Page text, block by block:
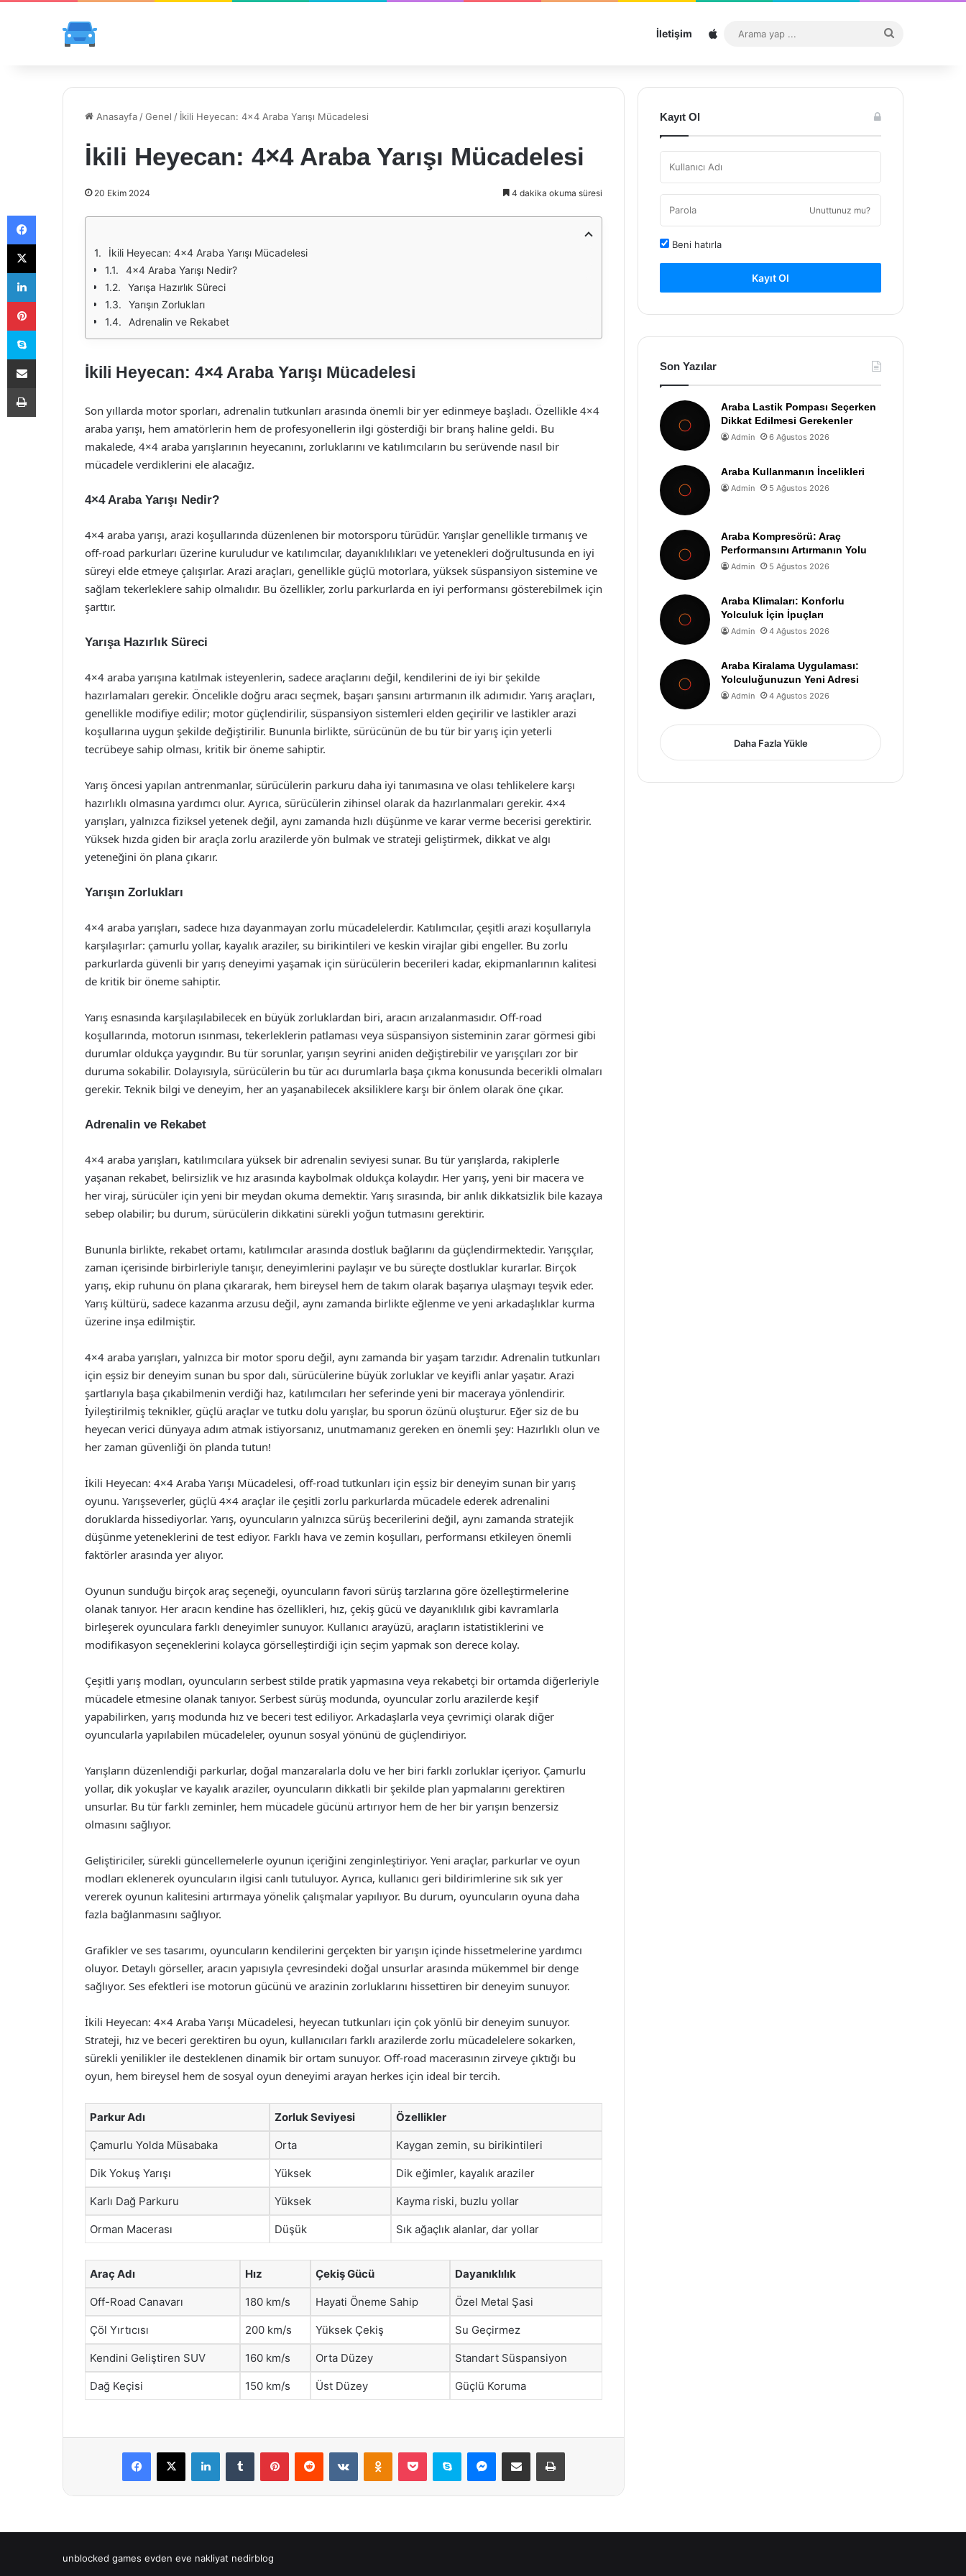
İletişim Sitemap
...
Anasayfa /Genel / İkili Heyecan: 4×4 Araba Yarışı Mücadelesi
İkili Heyecan: 4×4 Araba Yarışı Mücadelesi
20 Ekim 2024 4 dakika okuma süresi
İkili Heyecan: 4x4 Araba Yarışı Mücadelesi
4x4 Araba Yarışı Nedir?
Yarışa Hazırlık Süreci
Yarışın Zorlukları
Adrenalin ve Rekabet
İkili Heyecan: 4×4 Araba Yarışı Mücadelesi
Son yıllarda motor sporları, adrenalin tutkunları arasında önemli bir yer edinmeye başladı. Özellikle 4×4
araba yarışı, hem amatörlerin hem de profesyonellerin ilgi gösterdiği bir branş haline geldi. Bu
makalede, 4×4 araba yarışlarının heyecanını, zorluklarını ve katılımcıların bu serüvende nasıl bir
mücadele verdiklerini ele alacağız.
4×4 Araba Yarışı Nedir?
4×4 araba yarışı, arazi koşullarında düzenlenen bir motorsporu türüdür. Yarışlar genellikle tırmanış ve
off-road parkurları üzerine kuruludur ve katılımcılar, dayanıklılıkları ve yetenekleri doğrultusunda en iyi
süreyi elde etmeye çalışırlar. Arazi araçları, genellikle güçlü motorlara, yüksek süspansiyon sistemine ve
sağlam tekerleklere sahip olmalıdır. Bu özellikler, zorlu parkurlarda en iyi performansı gösterebilmek için
şarttır.
Yarışa Hazırlık Süreci
4×4 araba yarışına katılmak isteyenlerin, sadece araçlarını değil, kendilerini de iyi bir şekilde
hazırlamaları gerekir. Öncelikle doğru aracı seçmek, başarı şansını artırmanın ilk adımıdır. Yarış araçları,
genellikle modifiye edilir; motor güçlendirilir, süspansiyon sistemleri elden geçirilir ve lastikler arazi
koşullarına uygun şekilde değiştirilir. Bununla birlikte, sürücünün de bu tür bir yarış için yeterli
tecrübeye sahip olması, kritik bir öneme sahiptir.
Yarış öncesi yapılan antrenmanlar, sürücülerin parkuru daha iyi tanımasına ve olası tehlikelere karşı
hazırlıklı olmasına yardımcı olur. Ayrıca, sürücülerin zihinsel olarak da hazırlanmaları gerekir. 4×4
yarışları, yalnızca fiziksel yetenek değil, aynı zamanda hızlı düşünme ve karar verme becerisi gerektirir.
Yüksek hızda giden bir araçla zorlu arazilerde yön bulmak ve strateji geliştirmek, dikkat ve algı
yeteneğini ön plana çıkarır.
Yarışın Zorlukları
4×4 araba yarışları, sadece hıza dayanmayan zorlu mücadelelerdir. Katılımcılar, çeşitli arazi koşullarıyla
karşılaşırlar: çamurlu yollar, kayalık araziler, su birikintileri ve keskin virajlar gibi engeller. Bu zorlu
parkurlarda güvenli bir yarış deneyimi yaşamak için sürücülerin becerileri kadar, ekipmanlarının kalitesi
de kritik bir öneme sahiptir.
Yarış esnasında karşılaşılabilecek en büyük zorluklardan biri, aracın arızalanmasıdır. Off-road
koşullarında, motorun ısınması, tekerleklerin patlaması veya süspansiyon sisteminin zarar görmesi gibi
durumlar oldukça yaygındır. Bu tür sorunlar, yarışın seyrini aniden değiştirebilir ve yarışçıları zor bir
duruma sokabilir. Dolayısıyla, sürücülerin bu tür acı durumlarla başa çıkma konusunda becerikli olmaları
gerekir. Teknik bilgi ve deneyim, her an yaşanabilecek aksiliklere karşı bir önlem olarak öne çıkar.
Adrenalin ve Rekabet
4×4 araba yarışları, katılımcılara yüksek bir adrenalin seviyesi sunar. Bu tür yarışlarda, rakiplerle
yaşanan rekabet, belirsizlik ve hız arasında kaybolmak oldukça kolaydır. Her yarış, yeni bir macera ve
her viraj, sürücüler için yeni bir meydan okuma demektir. Yarış sırasında, bir anlık dikkatsizlik bile kazaya
sebep olabilir; bu durum, sürücülerin dikkatini sürekli yoğun tutmasını gerektirir.
Bununla birlikte, rekabet ortamı, katılımcılar arasında dostluk bağlarını da güçlendirmektedir. Yarışçılar,
zaman içerisinde birbirleriyle tanışır, deneyimlerini paylaşır ve bu süreçte dostluklar kurarlar. Birçok
yarış, ekip ruhunu ön plana çıkararak, hem bireysel hem de takım olarak başarıya ulaşmayı teşvik eder.
Yarış kültürü, sadece kazanma arzusu değil, aynı zamanda birlikte eğlenme ve yeni arkadaşlıklar kurma
üzerine inşa edilmiştir.
4×4 araba yarışları, yalnızca bir motor sporu değil, aynı zamanda bir yaşam tarzıdır. Adrenalin tutkunları
için eşsiz bir deneyim sunan bu spor dalı, sürücülerine büyük zorluklar ve keyifli anlar yaşatır. Arazi
şartlarıyla başa çıkabilmenin verdiği haz, katılımcıları her seferinde yeni bir maceraya yönlendirir.
İyileştirilmiş teknikler, güçlü araçlar ve tutku dolu yarışlar, bu sporun özünü oluşturur. Eğer siz de bu
heyecan verici dünyaya adım atmak istiyorsanız, unutmamanız gereken en önemli şey: Hazırlıklı olun ve
her zaman güvenliği ön planda tutun!
İkili Heyecan: 4×4 Araba Yarışı Mücadelesi, off-road tutkunları için eşsiz bir deneyim sunan bir yarış
oyunu. Yarışseverler, güçlü 4×4 araçlar ile çeşitli zorlu parkurlarda mücadele ederek adrenalini
doruklarda hissediyorlar. Yarış, oyuncuların yalnızca sürüş becerilerini değil, aynı zamanda stratejik
düşünme yeteneklerini de test ediyor. Farklı hava ve zemin koşulları, performansı etkileyen önemli
faktörler arasında yer alıyor.
Oyunun sunduğu birçok araç seçeneği, oyuncuların favori sürüş tarzlarına göre özelleştirmelerine
olanak tanıyor. Her aracın kendine has özellikleri, hız, çekiş gücü ve dayanıklılık gibi kavramlarla
birleşerek oyunculara farklı deneyimler sunuyor. Kullanıcı arayüzü, araçların istatistiklerini ve
modifikasyon seçeneklerini kolayca görselleştirdiği için seçim yapmak son derece kolay.
Çeşitli yarış modları, oyuncuların serbest stilde pratik yapmasına veya rekabetçi bir ortamda diğerleriyle
mücadele etmesine olanak tanıyor. Serbest sürüş modunda, oyuncular zorlu arazilerde keşif
yapabilirken, yarış modunda hız ve beceri test ediliyor. Arkadaşlarla veya çevrimiçi olarak diğer
oyuncularla yapılabilen mücadeleler, oyunun sosyal yönünü de güçlendiriyor.
Yarışların düzenlendiği parkurlar, doğal manzaralarla dolu ve her biri farklı zorluklar içeriyor. Çamurlu
yollar, dik yokuşlar ve kayalık araziler, oyuncuların dikkatli bir şekilde plan yapmalarını gerektiren
unsurlar. Bu tür farklı zeminler, hem mücadele gücünü artırıyor hem de her bir yarışın benzersiz
olmasını sağlıyor.
Geliştiriciler, sürekli güncellemelerle oyunun içeriğini zenginleştiriyor. Yeni araçlar, parkurlar ve oyun
modları eklenerek oyuncuların ilgisi canlı tutuluyor. Ayrıca, kullanıcı geri bildirimlerine sık sık yer
vererek oyunun kalitesini artırmaya yönelik çalışmalar yapılıyor. Bu durum, oyuncuların oyuna daha
fazla bağlanmasını sağlıyor.
Grafikler ve ses tasarımı, oyuncuların kendilerini gerçekten bir yarışın içinde hissetmelerine yardımcı
oluyor. Detaylı görseller, aracın yapısıyla çevresindeki doğal unsurlar arasında mükemmel bir denge
sağlıyor. Ses efektleri ise motorun gücünü ve arazinin zorluklarını hissettiren bir deneyim sunuyor.
İkili Heyecan: 4×4 Araba Yarışı Mücadelesi, heyecan tutkunları için çok yönlü bir deneyim sunuyor.
Strateji, hız ve beceri gerektiren bu oyun, kullanıcıları farklı arazilerde zorlu mücadelelere sokarken,
sürekli yenilikler ile desteklenen dinamik bir ortam sunuyor. Off-road macerasının zirveye çıktığı bu
oyun, hem bireysel hem de sosyal oyun deneyimi arayan herkes için ideal bir tercih.
Parkur Adı Zorluk Seviyesi Özellikler
Çamurlu Yolda Müsabaka Orta Kaygan zemin, su birikintileri
Dik Yokuş Yarışı Yüksek Dik eğimler, kayalık araziler
Karlı Dağ Parkuru Yüksek Kayma riski, buzlu yollar
Orman Macerası Düşük Sık ağaçlık alanlar, dar yollar
Araç Adı Hız Çekiş Gücü Dayanıklılık
Off-Road Canavarı 180 km/s Hayati Öneme Sahip Özel Metal Şasi
Çöl Yırtıcısı 200 km/s Yüksek Çekiş Su Geçirmez
Kendini Geliştiren SUV 160 km/s Orta Düzey Standart Süspansiyon
Dağ Keçisi 150 km/s Üst Düzey Güçlü Koruma
Facebook
X LinkedInTumblr PinterestReddit VKontakteOdnoklassniki
Pocket Skype Messenger
E-Posta ile paylaş Yazdır
Kayıt Ol
Unuttunuz mu?
Beni hatırla
Kayıt Ol
Son Yazılar
Araba Lastik Pompası Seçerken
Dikkat Edilmesi Gerekenler
Admin 6 Ağustos 2026
Araba Kullanmanın İncelikleri
Admin 5 Ağustos 2026
Araba Kompresörü: Araç
Performansını Artırmanın Yolu
Admin 5 Ağustos 2026
Araba Klimaları: Konforlu
Yolculuk İçin İpuçları
Admin 4 Ağustos 2026
Araba Kiralama Uygulaması:
Yolculuğunuzun Yeni Adresi
Admin 4 Ağustos 2026
Daha Fazla Yükle
unblocked games evden eve nakliyat nedirblog
Facebook
X
LinkedIn
Pinterest
Skype
E-Posta ile paylaş